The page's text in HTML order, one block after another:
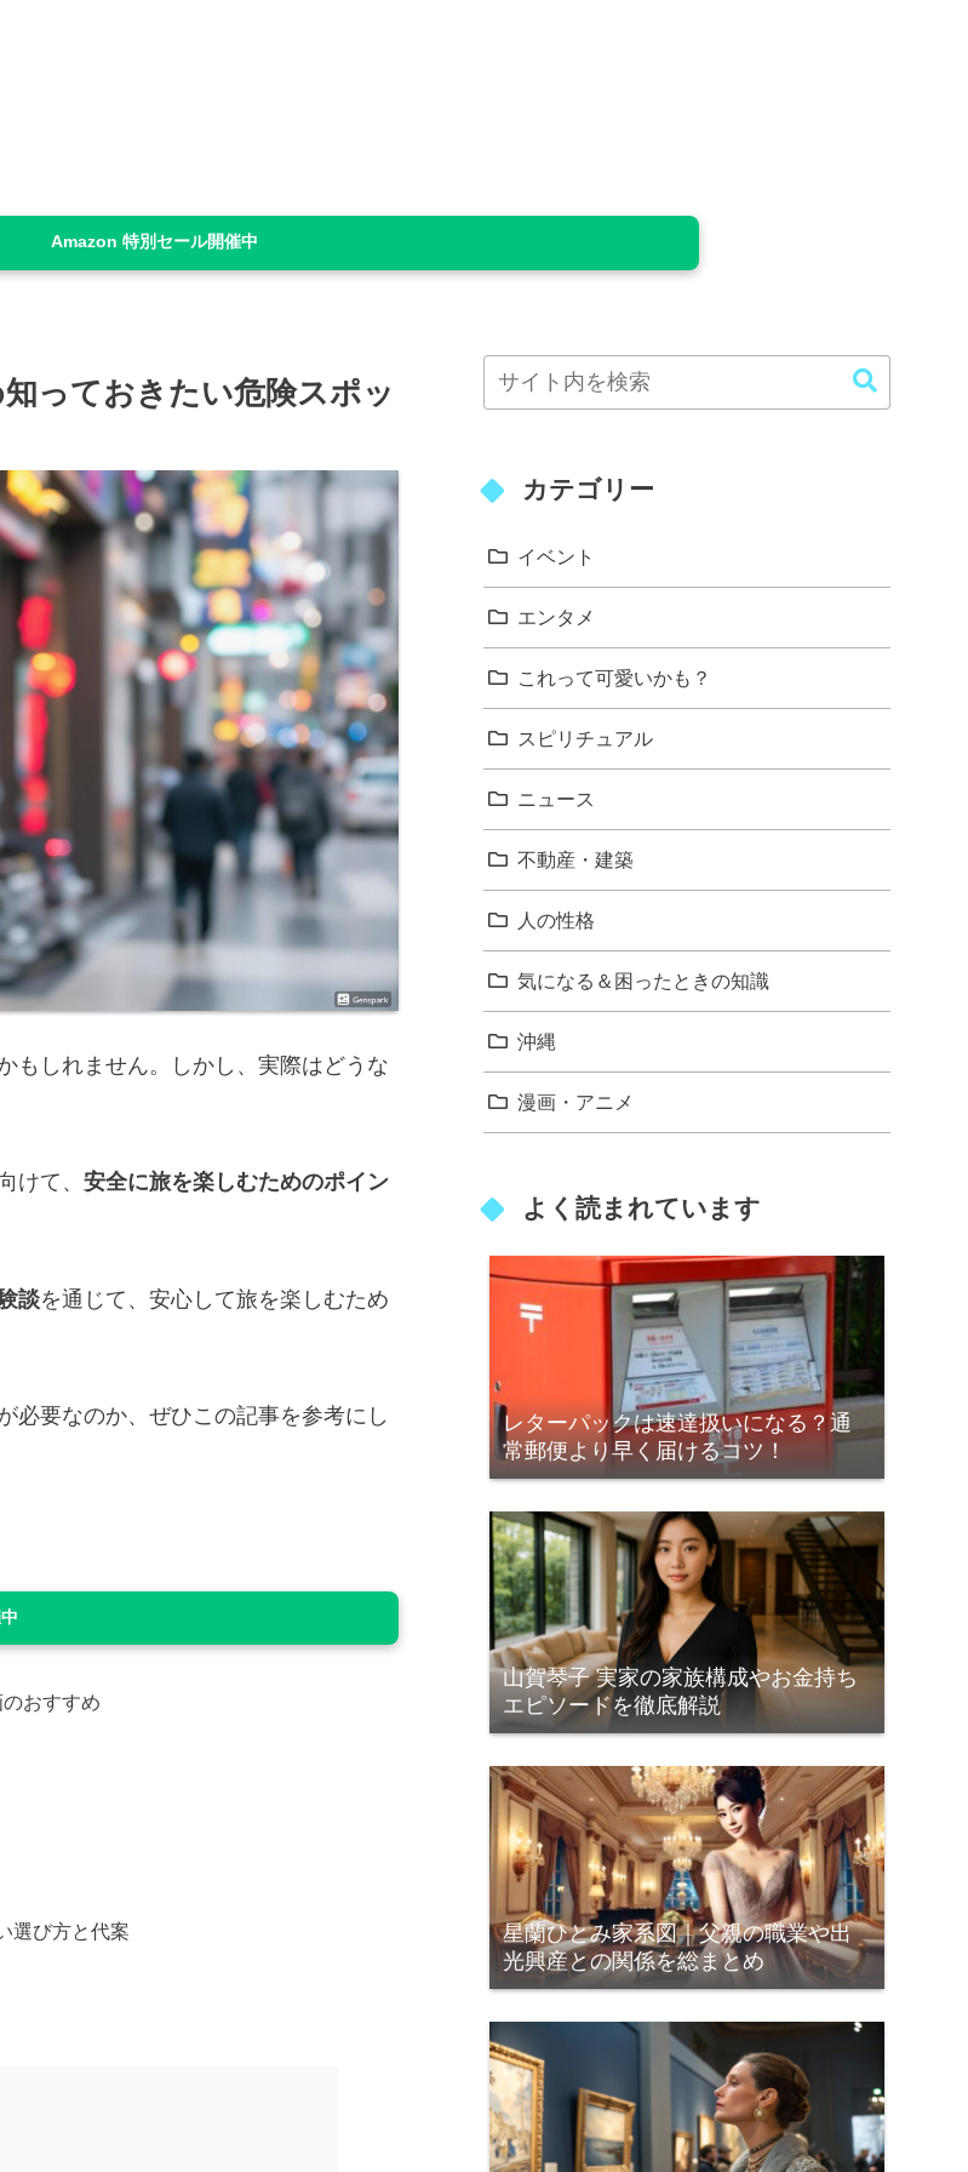
Amazon 特別セール開催中
っておきたい危険スポッ
もしれません。しかし、実際はどうな
けて、 安全に旅を楽しむためのポイン
談を通じて、安心して旅を楽しむため
必要なのか、ぜひこの記事を参考にし
おすすめ
選び方と代案
カテゴリー
イベント
エンタメ
これって可愛いかも？
スピリチュアル
ニュース
不動産・建築
人の性格
気になる＆困ったときの知識
沖縄
漫画・アニメ
よく読まれています
レターパックは速達扱いになる？通
常郵便より早く届けるコツ！
山賀琴子 実家の家族構成やお金持ち
エピソードを徹底解説
星蘭ひとみ家系図｜父親の職業や出
光興産との関係を総まとめ